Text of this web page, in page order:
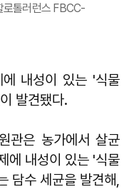
로톨러런스 FBCC-
내성이 있는 '식물
발견됐다.
관은 농가에서 살균
에 내성이 있는 '식물
담수 세균을 발견해,